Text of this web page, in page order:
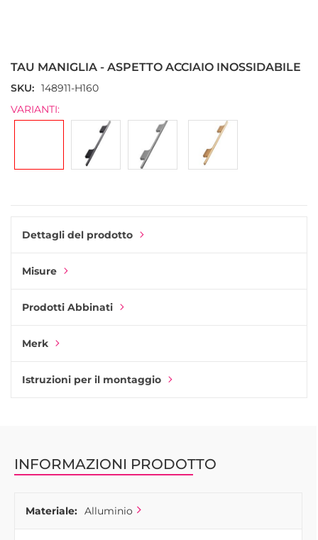
galleria
di
TAU MANIGLIA - ASPETTO ACCIAIO INOSSIDABILE
SKU
148911-H160
VARIANTI:
Dettagli del prodotto
Misure
Prodotti Abbinati
Merk
Istruzioni per il montaggio
INFORMAZIONI PRODOTTO
Materiale: Alluminio